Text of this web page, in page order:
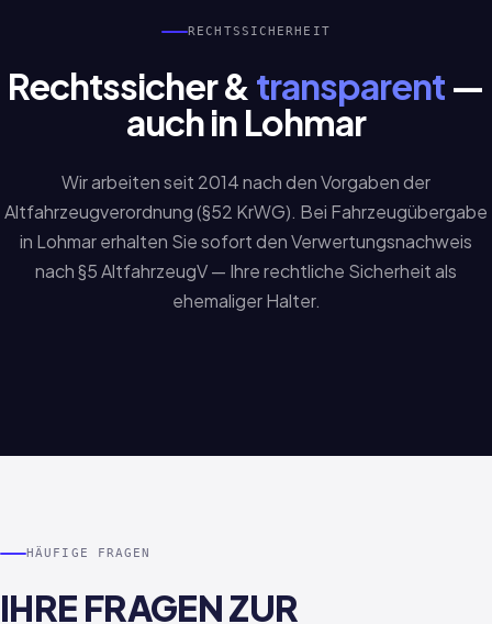
RECHTSSICHERHEIT
Rechtssicher & transparent—
auch in Lohmar
Wir arbeiten seit 2014 nach den Vorgaben der
Altfahrzeugverordnung (§52 KrWG). Bei Fahrzeugübergabe
in Lohmar erhalten Sie sofort den Verwertungsnachweis
nach §5 AltfahrzeugV — Ihre rechtliche Sicherheit als
ehemaliger Halter.
HÄUFIGE FRAGEN
IHRE FRAGEN ZUR